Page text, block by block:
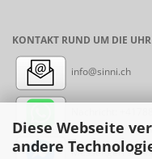
Diese Webseite
andere
KONTAKT RUND UM DIE UHR
info@sinni.ch
Messenger: